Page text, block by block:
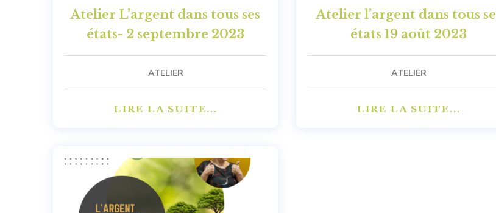
Atelier L’argent dans tous ses
états- 2 septembre 2023
ATELIER
LIRE LA SUITE...
Atelier l’argent dans tous
états 19 août 2023
ATELIER
LIRE LA SUITE...